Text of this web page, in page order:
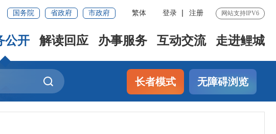
国务院 省政府 市政府 繁体 登录 注册 网站支持IPV6
公开 解读回应 办事服务 互动交流 走进鲤城
长者模式 无障碍浏览